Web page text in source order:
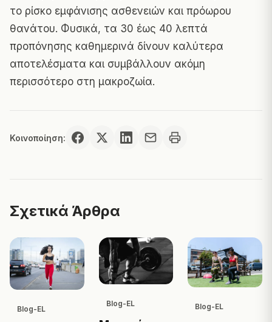
το ρίσκο εμφάνισης ασθενειών και πρόωρου
θανάτου. Φυσικά, τα 30 έως 40 λεπτά
προπόνησης καθημερινά δίνουν καλύτερα
αποτελέσματα και συμβάλλουν ακόμη
περισσότερο στη μακροζωία.
Κοινοποίηση:
Σχετικά Άρθρα
Blog-EL
Blog-EL Blog-EL